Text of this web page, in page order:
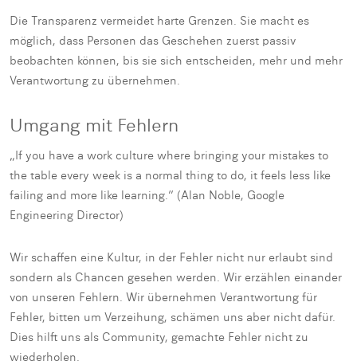
Die Transparenz vermeidet harte Grenzen. Sie macht es
möglich, dass Personen das Geschehen zuerst passiv
beobachten können, bis sie sich entscheiden, mehr und mehr
Verantwortung zu übernehmen.
Umgang mit Fehlern
„If you have a work culture where bringing your mistakes to
the table every week is a normal thing to do, it feels less like
failing and more like learning.” (Alan Noble, Google
Engineering Director)
Wir schaffen eine Kultur, in der Fehler nicht nur erlaubt sind
sondern als Chancen gesehen werden. Wir erzählen einander
von unseren Fehlern. Wir übernehmen Verantwortung für
Fehler, bitten um Verzeihung, schämen uns aber nicht dafür.
Dies hilft uns als Community, gemachte Fehler nicht zu
wiederholen.